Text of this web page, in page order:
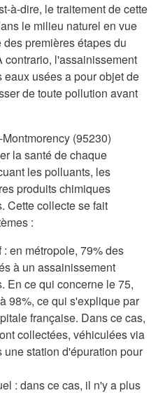
à-dire, le traitement de cette
le milieu naturel en vue
premières étapes du
l'assainissement
usées a pour objet de
de toute pollution avant
(95230)
la santé de chaque
les polluants, les
produits chimiques
Cette collecte se fait
:
en métropole, 79% des
à un assainissement
En ce qui concerne le 75,
98%, ce qui s'explique par
française. Dans ce cas,
collectées, véhiculées via
station d'épuration pour
: dans ce cas, il n'y a plus